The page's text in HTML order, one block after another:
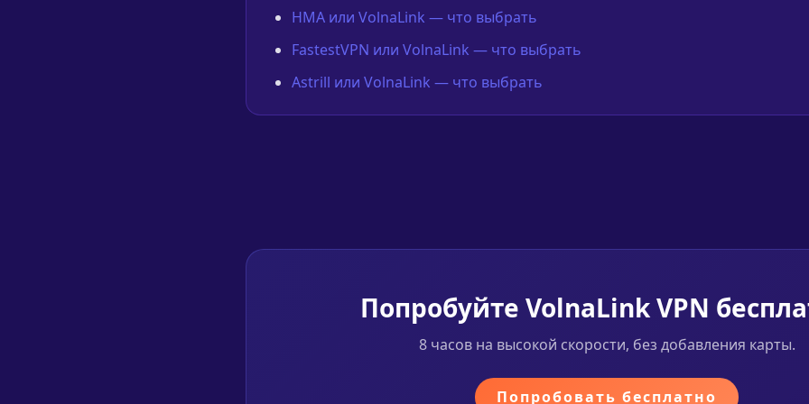
HMA или VolnaLink — что выбрать
FastestVPN или VolnaLink — что выбрать
Astrill или VolnaLink — что выбрать
Попробуйте VolnaLink VPN
8 часов на высокой скорости, без добавления карты.
Попробовать бесплатно